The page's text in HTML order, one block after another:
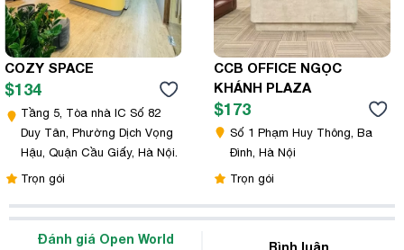
COZY SPACE
$134
Tầng 5, Tòa nhà IC Số 82
Duy Tân, Phường Dịch Vọng
Hậu, Quận Cầu Giấy, Hà Nội.
Trọn gói
CCB OFFICE NGỌC
KHÁNH PLAZA
$173
Số 1 Phạm Huy Thông, Ba
Đình, Hà Nội
Trọn gói
Đánh giá Open World